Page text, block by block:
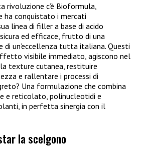
rivoluzione c’è Bioformula,
ha conquistato i mercati
linea di filler a base di acido
ed efficace, frutto di una
di un’eccellenza tutta italiana. Questi
visibile immediato, agiscono nel
texture cutanea, restituire
e rallentare i processi di
Una formulazione che combina
e reticolato, polinucleotidi e
in perfetta sinergia con il
la scelgono